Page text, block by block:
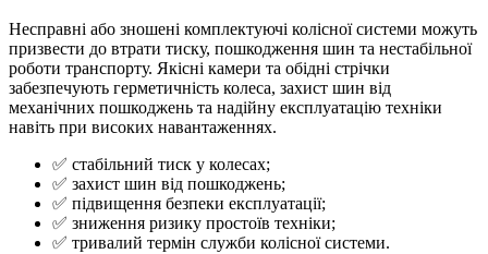
Несправні або зношені комплектуючі колісної системи можуть
призвести до втрати тиску, пошкодження шин та нестабільної
роботи транспорту. Якісні камери та обідні стрічки
забезпечують герметичність колеса, захист шин від
механічних пошкоджень та надійну експлуатацію техніки
навіть при високих навантаженнях.
✅ стабільний тиск у колесах;
✅ захист шин від пошкоджень;
✅ підвищення безпеки експлуатації;
✅ зниження ризику простоїв техніки;
✅ тривалий термін служби колісної системи.